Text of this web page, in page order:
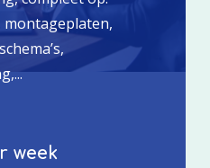
montageplaten,
week